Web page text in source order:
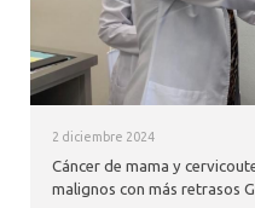
2 diciembre 2024
Cáncer de mama y
malignos con más retrasos